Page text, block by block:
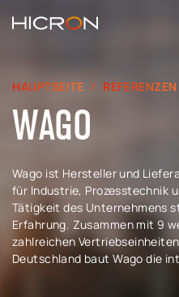
HAUPTSEITE REFERENZEN
WAGO
Wago ist Hersteller und
für Industrie, Prozesstechnik
Tätigkeit des Unternehmens
Erfahrung. Zusammen mit 9
zahlreichen
Deutschland baut Wago die